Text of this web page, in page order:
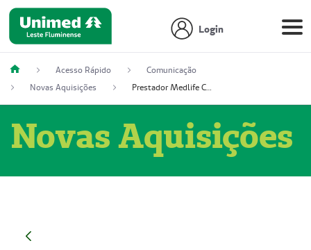
Login
Acesso Rápido
Comunicação
Novas Aquisições
Prestador Medlife Consultas e Diagnósticos (51004334-2)
Novas Aquisições